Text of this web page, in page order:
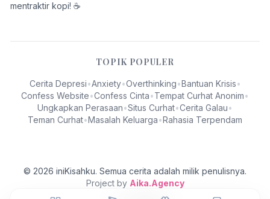
mentraktir kopi! ☕
TOPIK POPULER
Cerita Depresi•Anxiety•Overthinking•Bantuan Krisis•
Confess Website•Confess Cinta•Tempat Curhat Anonim•
Ungkapkan Perasaan•Situs Curhat•Cerita Galau•
Teman Curhat•Masalah Keluarga•Rahasia Terpendam
© 2026 iniKisahku. Semua cerita adalah milik penulisnya.
Project by Aika.Agency